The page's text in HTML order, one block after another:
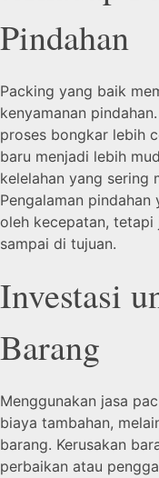
Pindahan
Packing yang baik
kenyamanan
proses bongkar lebih
baru menjadi lebih
kelelahan yang sering
Pengalaman
oleh kecepatan,
sampai di tujuan.
Investasi
Barang
Menggunakan jasa
biaya tambahan,
barang. Kerusakan
perbaikan atau